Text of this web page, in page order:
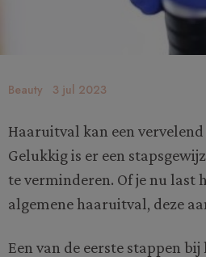
Beauty 3 jul 2023
Haaruitval kan een
Gelukkig is er een
te verminderen. Of je nu last
algemene haaruitval, deze
Een van de eerste stappen